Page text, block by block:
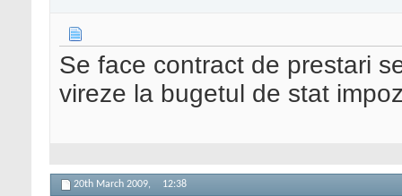
Se face contract de prestari
vireze la bugetul de stat
20th March 2009, 12:38